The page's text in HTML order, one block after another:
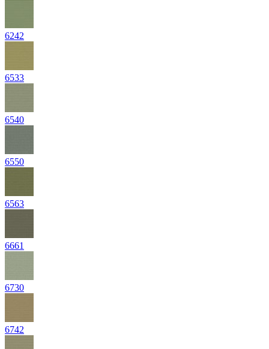
6242
6533
6540
6550
6563
6661
6730
6742